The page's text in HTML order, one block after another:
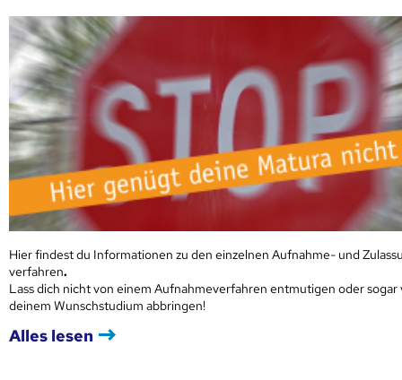
Hier findest du Informationen zu den einzelnen Aufnahme- und
verfahren.
Lass dich nicht von einem Aufnahmeverfahren entmutigen oder sogar
deinem Wunschstudium abbringen!
Alles lesen